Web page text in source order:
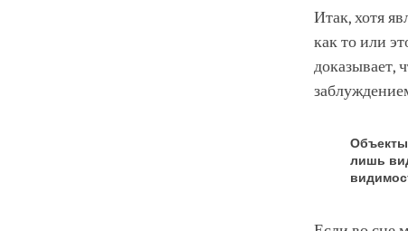
Итак, хотя
как то или
доказывает,
лишь